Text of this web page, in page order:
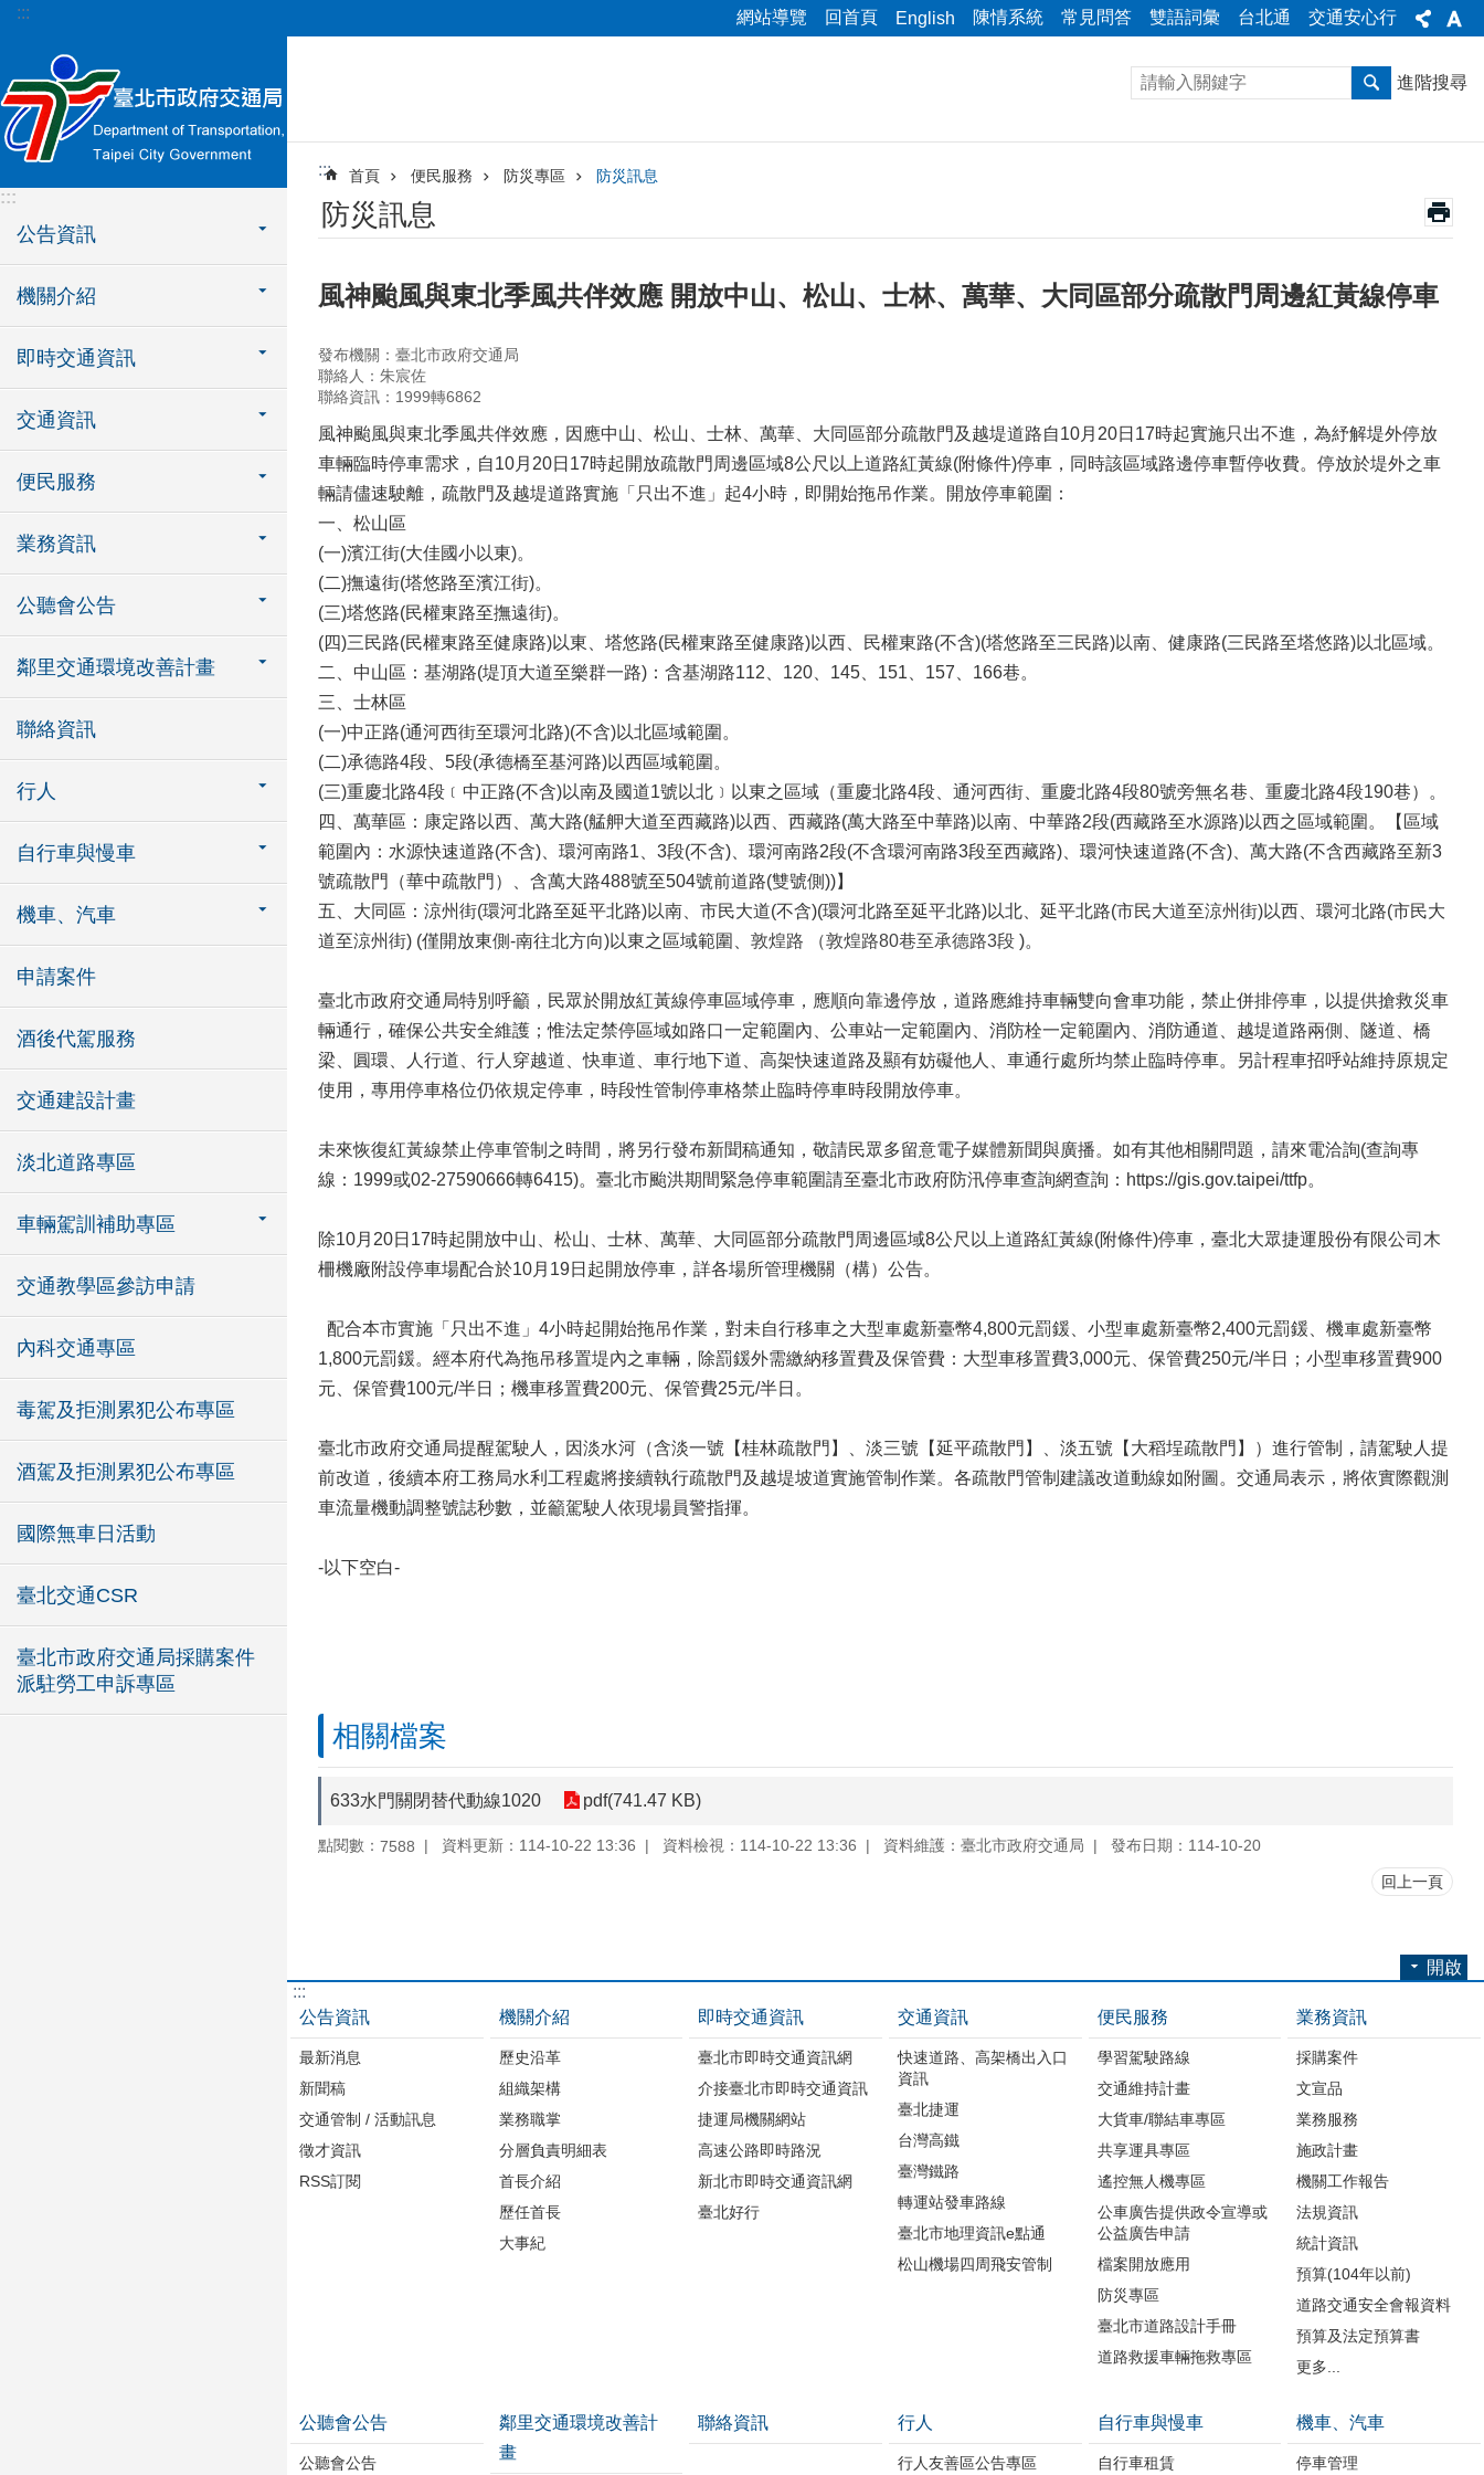
跳到主要內容區塊
::: 網站導覽 回首頁 English 陳情系統 常見問答 雙語詞彙 台北通 交通安心行
:::
公告資訊
機關介紹
即時交通資訊
交通資訊
便民服務
業務資訊
公聽會公告
鄰里交通環境改善計畫
聯絡資訊
行人
自行車與慢車
機車、汽車
申請案件
酒後代駕服務
交通建設計畫
淡北道路專區
車輛駕訓補助專區
交通教學區參訪申請
內科交通專區
毒駕及拒測累犯公布專區
酒駕及拒測累犯公布專區
國際無車日活動
臺北交通CSR
臺北市政府交通局採購案件
派駐勞工申訴專區
進階搜尋
::: 首頁 便民服務 防災專區 防災訊息
防災訊息
風神颱風與東北季風共伴效應 開放中山、松山、士林、萬華、大同區部分疏散門周邊紅黃線停車
發布機關：臺北市政府交通局
聯絡人：朱宸佐
聯絡資訊：1999轉6862
風神颱風與東北季風共伴效應，因應中山、松山、士林、萬華、大同區部分疏散門及越堤道路自10月20日17時起實施只出不進，為紓解堤外停放
車輛臨時停車需求，自10月20日17時起開放疏散門周邊區域8公尺以上道路紅黃線(附條件)停車，同時該區域路邊停車暫停收費。停放於堤外之車
輛請儘速駛離，疏散門及越堤道路實施「只出不進」起4小時，即開始拖吊作業。開放停車範圍：
一、松山區
(一)濱江街(大佳國小以東)。
(二)撫遠街(塔悠路至濱江街)。
(三)塔悠路(民權東路至撫遠街)。
(四)三民路(民權東路至健康路)以東、塔悠路(民權東路至健康路)以西、民權東路(不含)(塔悠路至三民路)以南、健康路(三民路至塔悠路)以北區域。
二、中山區：基湖路(堤頂大道至樂群一路)：含基湖路112、120、145、151、157、166巷。
三、士林區
(一)中正路(通河西街至環河北路)(不含)以北區域範圍。
(二)承德路4段、5段(承德橋至基河路)以西區域範圍。
(三)重慶北路4段﹝中正路(不含)以南及國道1號以北﹞以東之區域（重慶北路4段、通河西街、重慶北路4段80號旁無名巷、重慶北路4段190巷）。
四、萬華區：康定路以西、萬大路(艋舺大道至西藏路)以西、西藏路(萬大路至中華路)以南、中華路2段(西藏路至水源路)以西之區域範圍。【區域
範圍內：水源快速道路(不含)、環河南路1、3段(不含)、環河南路2段(不含環河南路3段至西藏路)、環河快速道路(不含)、萬大路(不含西藏路至新3
號疏散門（華中疏散門）、含萬大路488號至504號前道路(雙號側))】
五、大同區：涼州街(環河北路至延平北路)以南、市民大道(不含)(環河北路至延平北路)以北、延平北路(市民大道至涼州街)以西、環河北路(市民大
道至涼州街) (僅開放東側-南往北方向)以東之區域範圍、 敦煌路 （敦煌路80巷至承德路3段 )。
臺北市政府交通局特別呼籲，民眾於開放紅黃線停車區域停車，應順向靠邊停放，道路應維持車輛雙向會車功能，禁止併排停車，以提供搶救災車
輛通行，確保公共安全維護；惟法定禁停區域如路口一定範圍內、公車站一定範圍內、消防栓一定範圍內、消防通道、越堤道路兩側、隧道、橋
梁、圓環、人行道、行人穿越道、快車道、車行地下道、高架快速道路及顯有妨礙他人、車通行處所均禁止臨時停車。另計程車招呼站維持原規定
使用，專用停車格位仍依規定停車，時段性管制停車格禁止臨時停車時段開放停車。
未來恢復紅黃線禁止停車管制之時間，將另行發布新聞稿通知，敬請民眾多留意電子媒體新聞與廣播。如有其他相關問題，請來電洽詢(查詢專
線：1999或02-27590666轉6415)。臺北市颱洪期間緊急停車範圍請至臺北市政府防汛停車查詢網查詢：https://gis.gov.taipei/ttfp。
除10月20日17時起開放中山、松山、士林、萬華、大同區部分疏散門周邊區域8公尺以上道路紅黃線(附條件)停車，臺北大眾捷運股份有限公司木
柵機廠附設停車場配合於10月19日起開放停車，詳各場所管理機關（構）公告。
配合本市實施「只出不進」4小時起開始拖吊作業，對未自行移車之大型車處新臺幣4,800元罰鍰、小型車處新臺幣2,400元罰鍰、機車處新臺幣
1,800元罰鍰。經本府代為拖吊移置堤內之車輛，除罰鍰外需繳納移置費及保管費：大型車移置費3,000元、保管費250元/半日；小型車移置費900
元、保管費100元/半日；機車移置費200元、保管費25元/半日。
臺北市政府交通局提醒駕駛人，因淡水河（含淡一號【桂林疏散門】、淡三號【延平疏散門】、淡五號【大稻埕疏散門】）進行管制，請駕駛人提
前改道，後續本府工務局水利工程處將接續執行疏散門及越堤坡道實施管制作業。各疏散門管制建議改道動線如附圖。交通局表示，將依實際觀測
車流量機動調整號誌秒數，並籲駕駛人依現場員警指揮。
-以下空白-
相關檔案
633水門關閉替代動線1020 pdf(741.47 KB)
點閱數： 7588 資料更新：114-10-22 13:36 資料檢視：114-10-22 13:36 資料維護：臺北市政府交通局 發布日期：114-10-20
回上一頁
開啟
:::
公告資訊
最新消息
新聞稿
交通管制 / 活動訊息
徵才資訊
RSS訂閱
機關介紹
歷史沿革
組織架構
業務職掌
分層負責明細表
首長介紹
歷任首長
大事紀
即時交通資訊
臺北市即時交通資訊網
介接臺北市即時交通資訊
捷運局機關網站
高速公路即時路況
新北市即時交通資訊網
臺北好行
交通資訊
快速道路、高架橋出入口
資訊
臺北捷運
台灣高鐵
臺灣鐵路
轉運站發車路線
臺北市地理資訊e點通
松山機場四周飛安管制
便民服務
學習駕駛路線
交通維持計畫
大貨車/聯結車專區
共享運具專區
遙控無人機專區
公車廣告提供政令宣導或
公益廣告申請
檔案開放應用
防災專區
臺北市道路設計手冊
道路救援車輛拖救專區
業務資訊
採購案件
文宣品
業務服務
施政計畫
機關工作報告
法規資訊
統計資訊
預算(104年以前)
道路交通安全會報資料
預算及法定預算書
更多...
公聽會公告
公聽會公告
鄰里交通環境改善計
畫
聯絡資訊 行人
行人友善區公告專區
自行車與慢車
自行車租賃
機車、汽車
停車管理